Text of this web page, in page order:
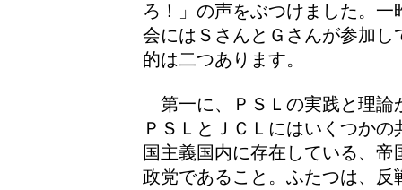
ろ！」の声をぶつけました。
会にはＳさんとＧさんが参加
的は二つあります。
第一に、ＰＳＬの実践と理論
ＰＳＬとＪＣＬにはいくつか
国主義国内に存在している、
政党であること。ふたつは、